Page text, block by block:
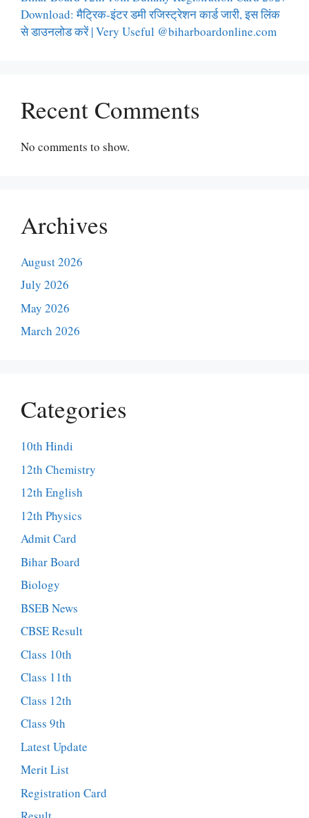
Download: मैट्रिक-इंटर डमी रजिस्ट्रेशन कार्ड जारी, इस लिंक
से डाउनलोड करें | Very Useful @biharboardonline.com
Recent Comments
No comments to show.
Archives
August 2026
July 2026
May 2026
March 2026
Categories
10th Hindi
12th Chemistry
12th English
12th Physics
Admit Card
Bihar Board
Biology
BSEB News
CBSE Result
Class 10th
Class 11th
Class 12th
Class 9th
Latest Update
Merit List
Registration Card